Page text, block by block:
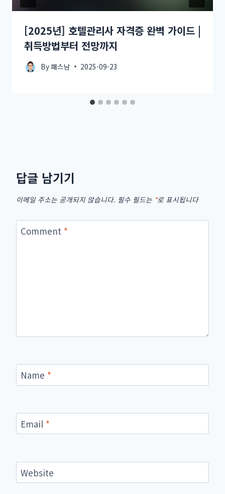
[2025년] 호텔관리사 자격증 완벽 가이드 |
취득방법부터 전망까지
By패스남 2025-09-23
답글 남기기
이메일 주소는 공개되지 않습니다. 필수 필드는 *로 표시됩니다
Comment *
Name *
Email *
Website